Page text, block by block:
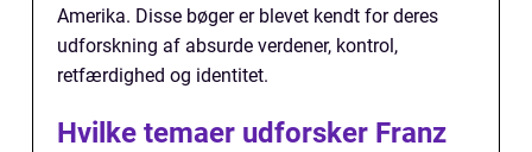
Amerika. Disse bøger er blevet kendt for deres
udforskning af absurde verdener, kontrol,
retfærdighed og identitet.
Hvilke temaer udforsker Franz